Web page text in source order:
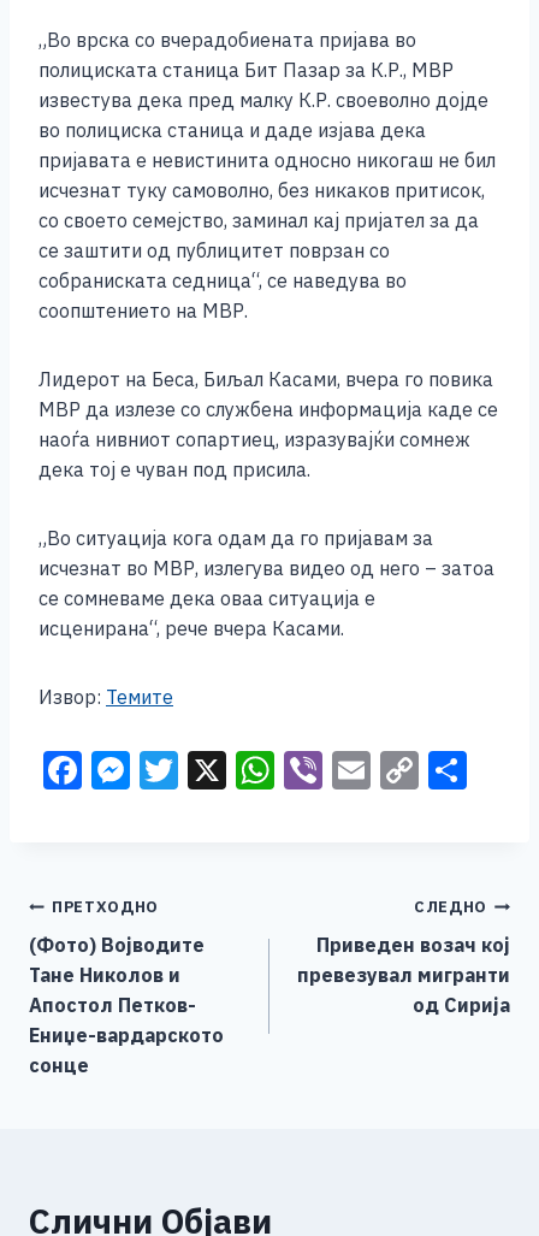
„Во врска со вчерадобиената пријава во
полициската станица Бит Пазар за К.Р., МВР
известува дека пред малку К.Р. своеволно дојде
во полициска станица и даде изјава дека
пријавата е невистинита односно никогаш не бил
исчезнат туку самоволно, без никаков притисок,
со своето семејство, заминал кај пријател за да
се заштити од публицитет поврзан со
собраниската седница“, се наведува во
соопштението на МВР.
Лидерот на Беса, Биљал Касами, вчера го повика
МВР да излезе со службена информација каде се
наоѓа нивниот сопартиец, изразувајќи сомнеж
дека тој е чуван под присила.
„Во ситуација кога одам да го пријавам за
исчезнат во МВР, излегува видео од него – затоа
се сомневаме дека оваа ситуација e
исценирана“, рече вчера Касами.
Извор: Темите
F
b
o
o
k
M
n
g
er
T X W Vi E C
Li
n
k
Навигација
на
напис
ПРЕТХОДНО
(Фото) Војводите
Тане Николов и
Апостол Петков-
Ениџе-вардарското
сонце
СЛЕДНО
Приведен возач кој
превезувал мигранти
од Сирија
Слични Објави